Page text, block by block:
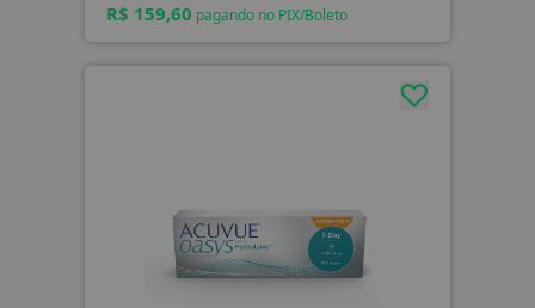
R$ 159,60 pagando no PIX/Boleto